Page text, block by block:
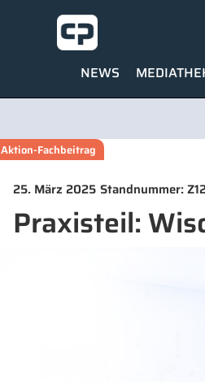
NEWS
Aktion-Fachbeitrag
25. März 2025 Standnummer:
Praxisteil: